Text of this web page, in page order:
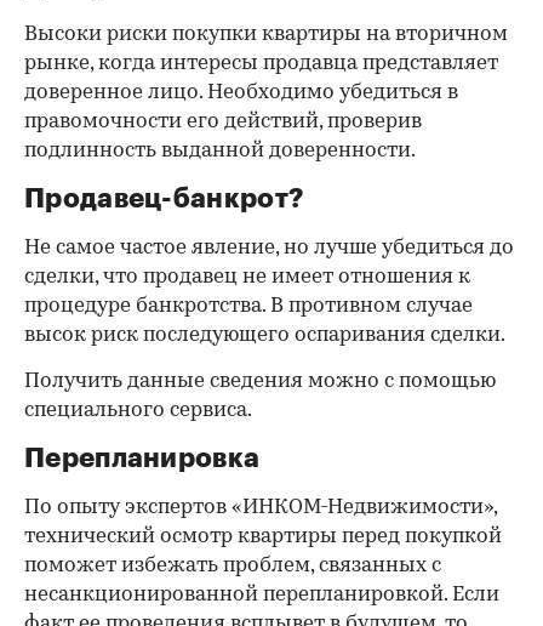
Высоки риски покупки квартиры на вторичном
рынке, когда интересы продавца представляет
доверенное лицо. Необходимо убедиться в
правомочности его действий, проверив
подлинность выданной доверенности.
Продавец-банкрот?
Не самое частое явление, но лучше убедиться до
сделки, что продавец не имеет отношения к
процедуре банкротства. В противном случае
высок риск последующего оспаривания сделки.
Получить данные сведения можно с помощью
специального сервиса.
Перепланировка
По опыту экспертов «ИНКОМ-Недвижимости»,
технический осмотр квартиры перед покупкой
поможет избежать проблем, связанных с
несанкционированной перепланировкой. Если